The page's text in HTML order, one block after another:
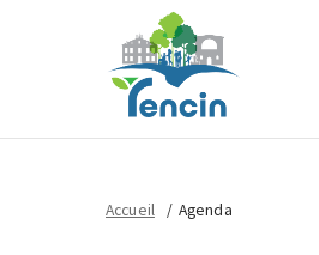
Accueil Agenda